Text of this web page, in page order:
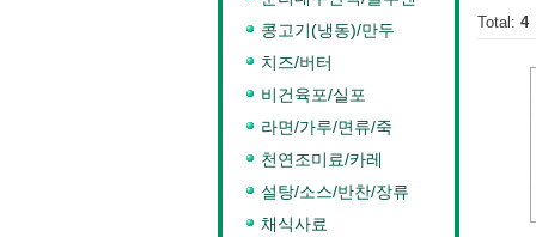
콩고기(냉동)/만두
치즈/버터
비건육포/실포
라면/가루/면류/죽
천연조미료/카레
설탕/소스/반찬/장류
채식사료
Total: 4